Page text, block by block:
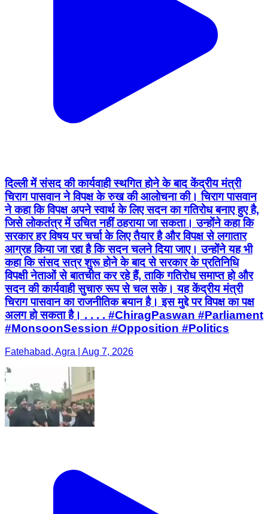
दिल्ली में संसद की कार्यवाही स्थगित होने के बाद केंद्रीय मंत्री
चिराग पासवान ने विपक्ष के रुख की आलोचना की। चिराग पासवान
ने कहा कि विपक्ष अपने स्वार्थ के लिए सदन का गतिरोध बनाए हुए है,
जिसे लोकतंत्र में उचित नहीं ठहराया जा सकता। उन्होंने कहा कि
सरकार हर विषय पर चर्चा के लिए तैयार है और विपक्ष से लगातार
आग्रह किया जा रहा है कि सदन चलने दिया जाए। उन्होंने यह भी
कहा कि संसद सत्र शुरू होने के बाद से सरकार के प्रतिनिधि
विपक्षी नेताओं से बातचीत कर रहे हैं, ताकि गतिरोध समाप्त हो और
सदन की कार्यवाही सुचारु रूप से चल सके। यह केंद्रीय मंत्री
चिराग पासवान का राजनीतिक बयान है। इस मुद्दे पर विपक्ष का पक्ष
अलग हो सकता है। . . . . #ChiragPaswan #Parliament
#MonsoonSession #Opposition #Politics
Fatehabad, Agra | Aug 7, 2026